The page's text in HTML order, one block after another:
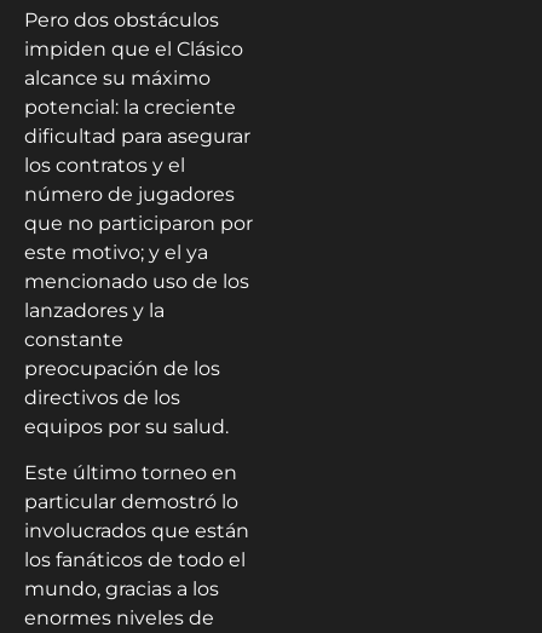
Pero dos obstáculos
impiden que el Clásico
alcance su máximo
potencial: la creciente
dificultad para asegurar
los contratos y el
número de jugadores
que no participaron por
este motivo; y el ya
mencionado uso de los
lanzadores y la
constante
preocupación de los
directivos de los
equipos por su salud.
Este último torneo en
particular demostró lo
involucrados que están
los fanáticos de todo el
mundo, gracias a los
enormes niveles de